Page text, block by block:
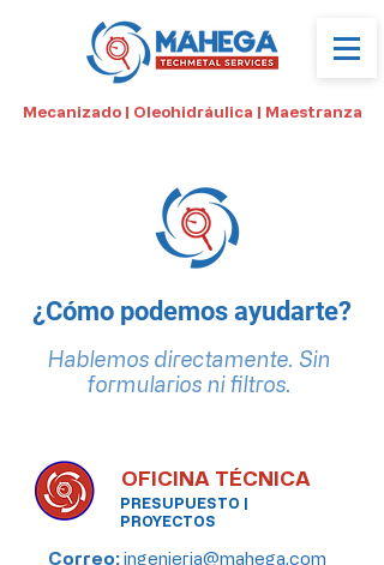
Mecanizado | Oleohidráulica | Maestranza
¿Cómo podemos ayudarte?
Hablemos directamente. Sin
formularios ni filtros.
OFICINA TÉCNICA
PRESUPUESTO |
PROYECTOS
Correo:ingenieria@mahega.com